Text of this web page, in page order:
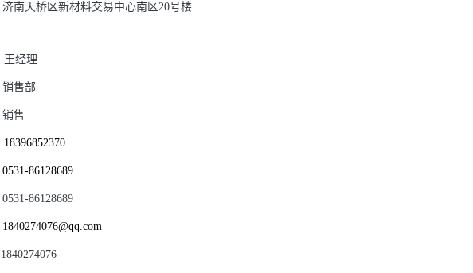
济南天桥区新材料交易中心南区20号楼
王经理
销售部
销售
18396852370
0531-86128689
0531-86128689
1840274076@qq.com
1840274076